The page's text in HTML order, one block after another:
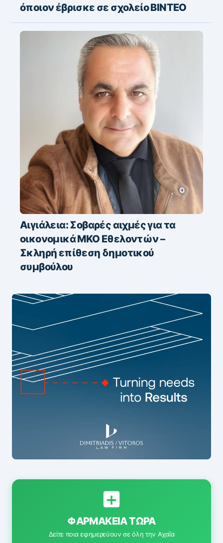
όποιον έβρισκε σε σχολείο ΒΙΝΤΕΟ
Αιγιάλεια: Σοβαρές αιχμές για τα
οικονομικά ΜΚΟ Εθελοντών –
Σκληρή επίθεση δημοτικού
συμβούλου
ΦΑΡΜΑΚΕΊΑ ΤΏΡΑ
Δείτε ποια εφημερεύουν σε όλη την Αχαΐα